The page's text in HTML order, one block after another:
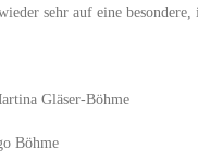
sehr auf eine
Gläser-Böhme
Böhme